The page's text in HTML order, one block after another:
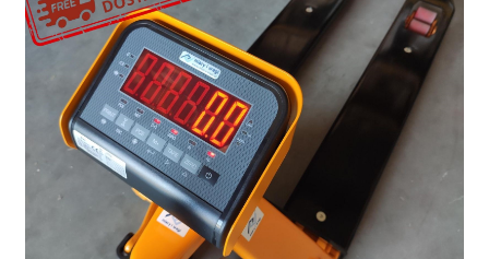
Oferta
Rozwiń
menu